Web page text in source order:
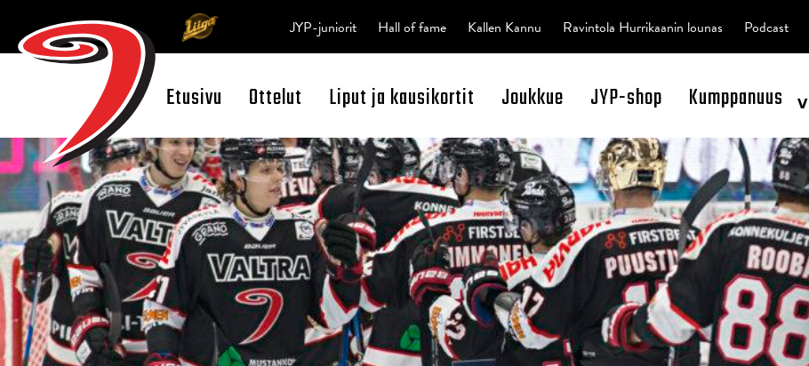
Open Search
Etusivu Ottelut Liput ja kausikortit Joukkue JYP-shop Kumppanuus ^
JYP-juniorit Hall of fame Kallen Kannu Ravintola Hurrikaanin lounas Podcast